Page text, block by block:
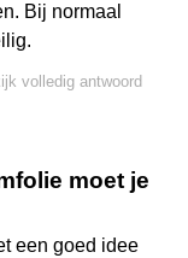
Bij normaal
volledig antwoord
moet je
een goed idee